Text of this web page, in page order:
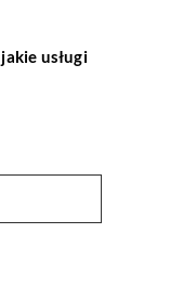
usługi